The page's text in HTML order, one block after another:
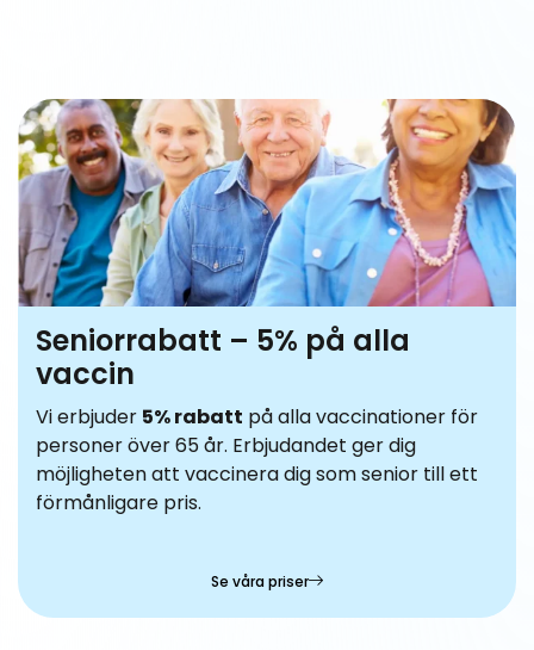
Seniorrabatt – 5% på alla
vaccin
Vi erbjuder 5% rabatt på alla vaccinationer för
personer över 65 år. Erbjudandet ger dig
möjligheten att vaccinera dig som senior till ett
förmånligare pris.
Se våra priser